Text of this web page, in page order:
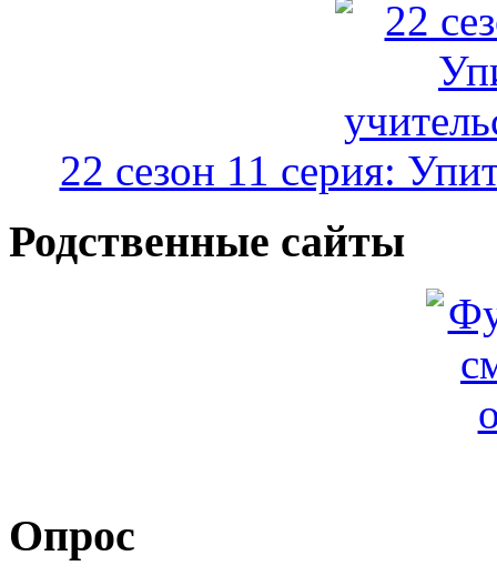
22 сезон 11 серия:
Родственные сайты
Опрос